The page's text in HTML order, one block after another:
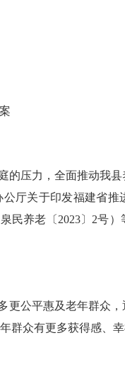
压力，全面推动我
公厅关于印发福建省
民养老〔2023〕2号
公平惠及老年群众
群众有更多获得感、幸